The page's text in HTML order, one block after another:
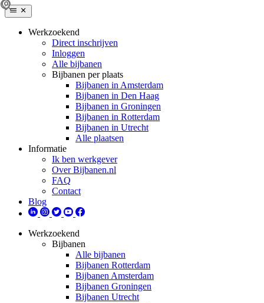
Werkzoekend
Direct inschrijven
Inloggen
Alle bijbanen
Bijbanen per plaats
Bijbanen in Amsterdam
Bijbanen in Den Haag
Bijbanen in Groningen
Bijbanen in Rotterdam
Bijbanen in Utrecht
Alle plaatsen
Informatie
Ik ben werkgever
Over Bijbanen.nl
FAQ
Contact
Blog
Werkzoekend
Bijbanen
Alle bijbanen
Bijbanen Rotterdam
Bijbanen Amsterdam
Bijbanen Groningen
Bijbanen Utrecht